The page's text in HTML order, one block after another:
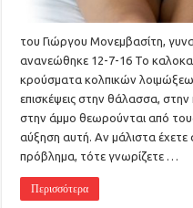
του Γιώργου Μονεμβασίτη,
ανανεώθηκε 12-7-16 Το
κρούσματα κολπικών
επισκέψεις στην θάλασσα, στην
στην άμμο θεωρούνται από
αύξηση αυτή. Αν μάλιστα έχετε
πρόβλημα, τότε γνωρίζετε …
Περισσότερα